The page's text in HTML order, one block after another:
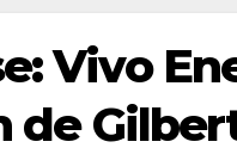
Vivo
de